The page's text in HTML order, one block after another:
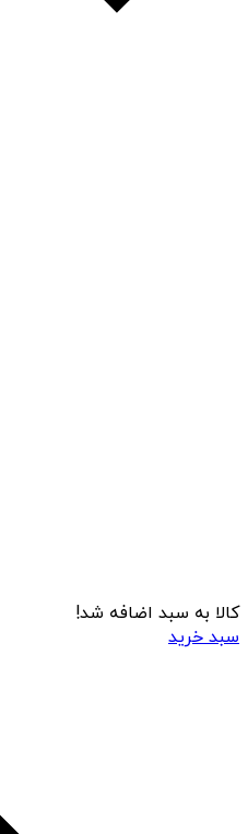
کالا به سبد اضافه شد!
سبد خرید